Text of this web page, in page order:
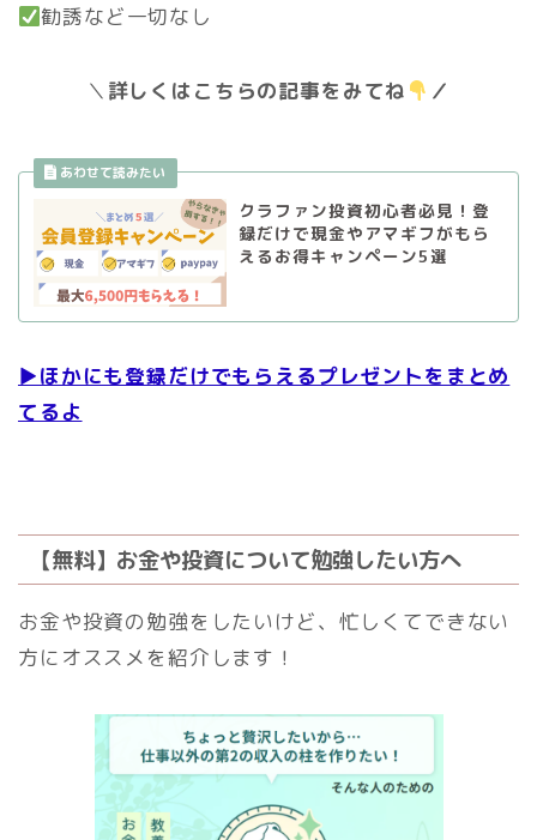
勧誘など一切なし
＼ 詳しくはこちらの記事をみてね ／
クラファン投資初心者必見！登
録だけで現金やアマギフがもら
えるお得キャンペーン5選
▶ほかにも登録だけでもらえるプレゼントをまとめ
てるよ
【無料】お金や投資について勉強したい方へ
お金や投資の勉強をしたいけど、忙しくてできない
方にオススメを紹介します！